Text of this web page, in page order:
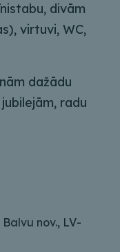
divām
virtuvi, WC,
dažādu
radu
nov., LV-